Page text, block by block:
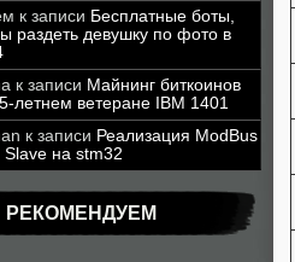
к записи Бесплатные боты,
раздеть девушку по фото в
к записи Майнинг биткоинов
летнем ветеране IBM 1401
к записи Реализация ModBus
Slave на stm32
РЕКОМЕНДУЕМ